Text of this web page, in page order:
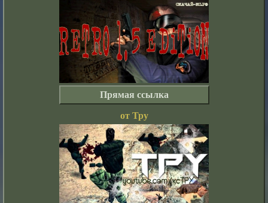
Прямая ссылка
от Тру